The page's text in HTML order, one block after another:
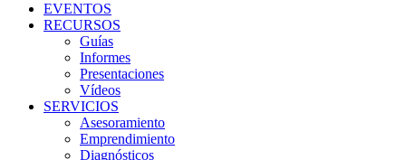
EVENTOS
RECURSOS
Guías
Informes
Presentaciones
Vídeos
SERVICIOS
Asesoramiento
Emprendimiento
Diagnósticos